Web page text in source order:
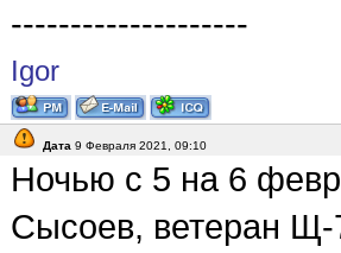
--------------------
Igor
Дата 9 Февраля 2021, 09:10
Ночью с 5 на 6
Сысоев, ветеран